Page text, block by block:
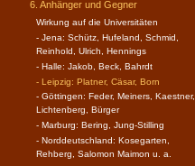
6. Anhänger und Gegner
Wirkung auf die Universitäten
- Jena: Schütz, Hufeland, Schmid,
Reinhold, Ulrich, Hennings
- Halle: Jakob, Beck, Bahrdt
- Leipzig: Platner, Cäsar, Born
- Göttingen: Feder, Meiners, Kaestner,
Lichtenberg, Bürger
- Marburg: Bering, Jung-Stilling
- Norddeutschland: Kosegarten,
Rehberg, Salomon Maimon u. a.